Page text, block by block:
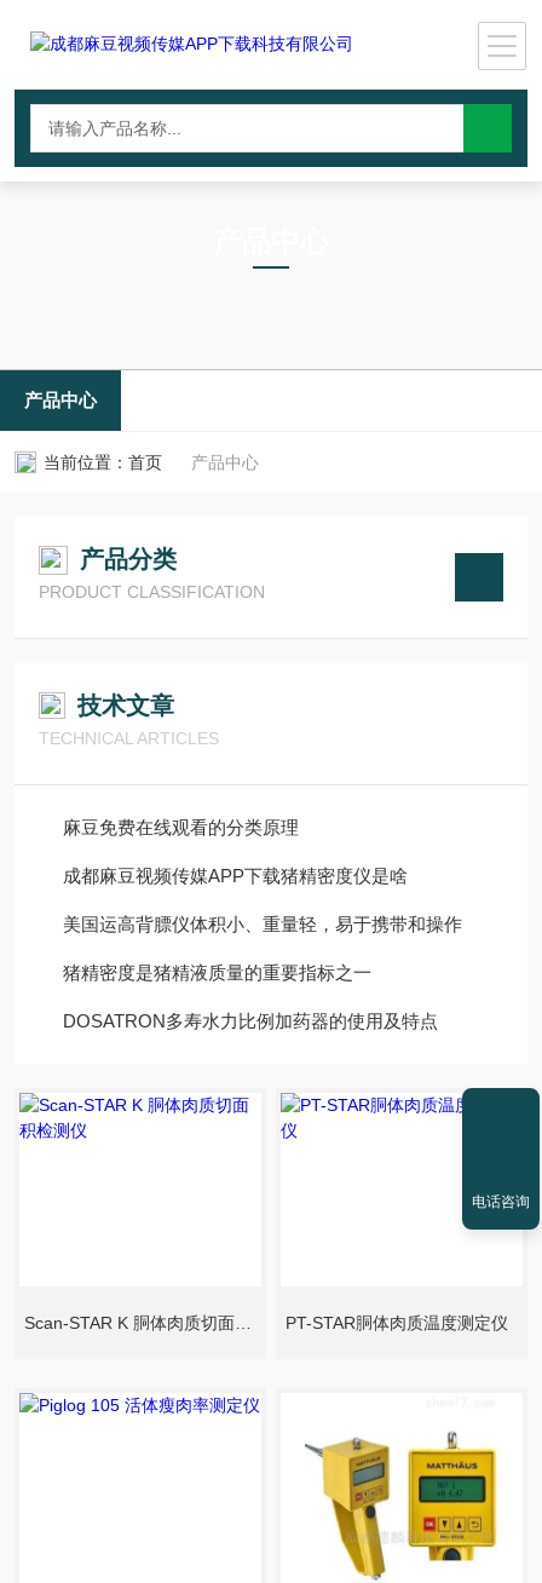
产品中心
当前位置： 首页 产品中心
产品分类
PRODUCT CLASSIFICATION
技术文章
TECHNICAL ARTICLES
麻豆免费在线观看的分类原理
成都麻豆视频传媒APP下载猪精密度仪是啥
美国运高背膘仪体积小、重量轻，易于携带和操作
猪精密度是猪精液质量的重要指标之一
DOSATRON多寿水力比例加药器的使用及特点
Scan-STAR K 胴体肉质切面积检测仪 PT-STAR胴体肉质温度测定仪
电话咨询